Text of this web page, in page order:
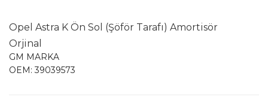
Opel Astra K Ön Sol (Şöför Tarafı) Amortisör
Orjinal
GM MARKA
OEM: 39039573